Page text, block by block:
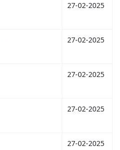
27-02-2025
27-02-2025
27-02-2025
27-02-2025
27-02-2025